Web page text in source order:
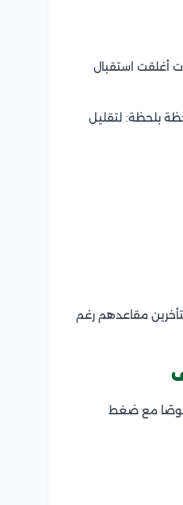
أغلقت استقبال
بلحظة: لتقليل
مقاعدهم رغم
خصوصًا مع ضغط